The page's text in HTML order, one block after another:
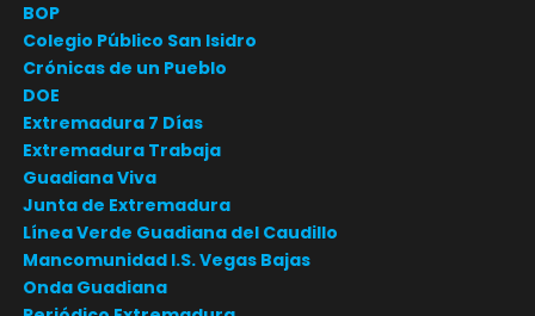
BOP
Colegio Público San Isidro
Crónicas de un Pueblo
DOE
Extremadura 7 Días
Extremadura Trabaja
Guadiana Viva
Junta de Extremadura
Línea Verde Guadiana del Caudillo
Mancomunidad I.S. Vegas Bajas
Onda Guadiana